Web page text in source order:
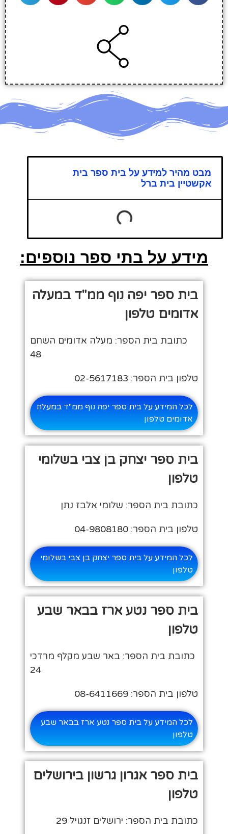
מבט מהיר למידע על בית ספר בית
אקשטיין בית ברל
מידע על בתי ספר נוספים:
בית ספר יפה נוף ממ"ד במעלה
אדומים טלפון
כתובת בית הספר: מעלה אדומים השחם
48
טלפון בית הספר: 02-5617183
לכל המידע על בית ספר יפה נוף ממ"ד במעלה
אדומים טלפון
בית ספר יצחק בן צבי בשלומי
טלפון
כתובת בית הספר: שלומי אלבז נתן
טלפון בית הספר: 04-9808180
לכל המידע על בית ספר יצחק בן צבי בשלומי
טלפון
בית ספר נטע ארז בבאר שבע
טלפון
כתובת בית הספר: באר שבע מקלף מרדכי
24
טלפון בית הספר: 08-6411669
לכל המידע על בית ספר נטע ארז בבאר שבע
טלפון
בית ספר אגרון גרשון בירושלים
טלפון
כתובת בית הספר: ירושלים זנגויל 29